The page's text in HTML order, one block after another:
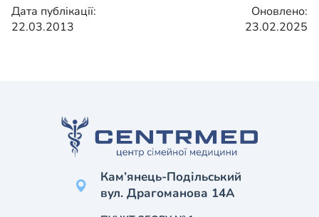
Дата публікації:
22.03.2013
Оновлено:
23.02.2025
Кам’янець-Подільський
вул. Драгоманова 14А